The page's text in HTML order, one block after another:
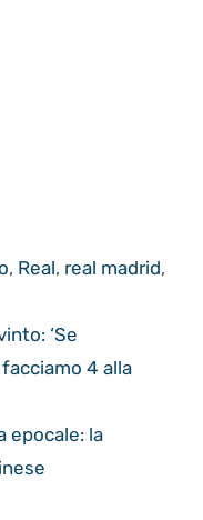
, Real, real madrid,
‘Se
4 alla
epocale: la